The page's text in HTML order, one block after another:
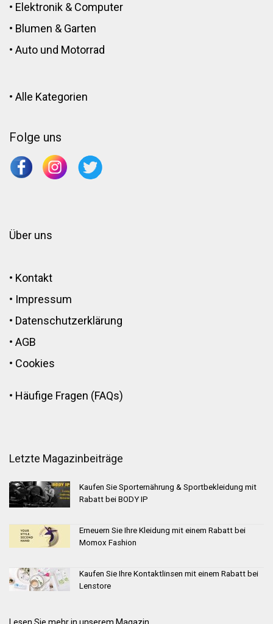
• Elektronik & Computer
• Blumen & Garten
• Auto und Motorrad
• Alle Kategorien
Folge uns
Über uns
• Kontakt
• Impressum
• Datenschutzerklärung
• AGB
• Cookies
• Häufige Fragen (FAQs)
Letzte Magazinbeiträge
Kaufen Sie Sporternährung & Sportbekleidung mit
Rabatt bei BODY IP
Erneuern Sie Ihre Kleidung mit einem Rabatt bei
Momox Fashion
Kaufen Sie Ihre Kontaktlinsen mit einem Rabatt bei
Lenstore